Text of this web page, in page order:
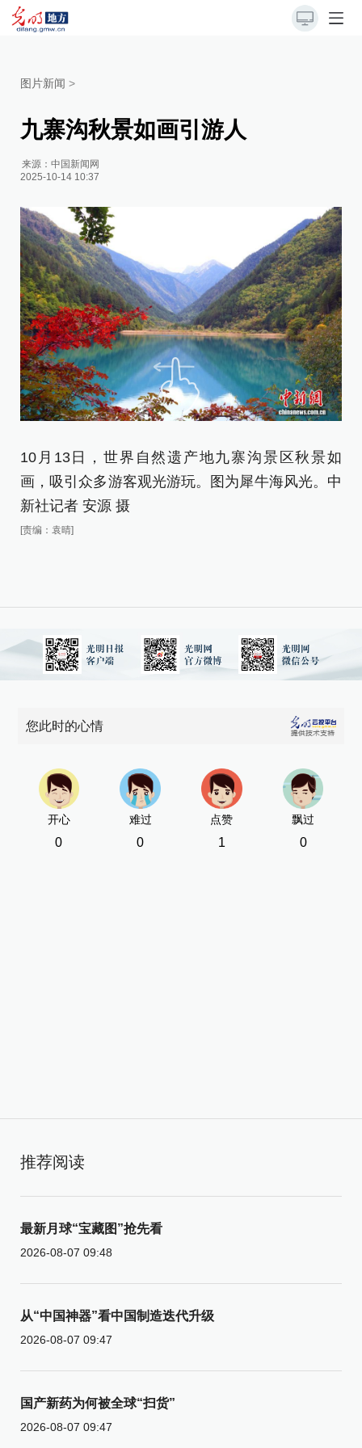
图片新闻 >
九寨沟秋景如画引游人
来源：中国新闻网
2025-10-14 10:37
10月13日，世界自然遗产地九寨沟景区秋景如
画，吸引众多游客观光游玩。图为犀牛海风光。中
新社记者 安源 摄
[责编：袁晴]
您此时的心情
开心
0
难过
0
点赞
1
飘过
0
推荐阅读
最新月球“宝藏图”抢先看
2026-08-07 09:48
从“中国神器”看中国制造迭代升级
2026-08-07 09:47
国产新药为何被全球“扫货”
2026-08-07 09:47